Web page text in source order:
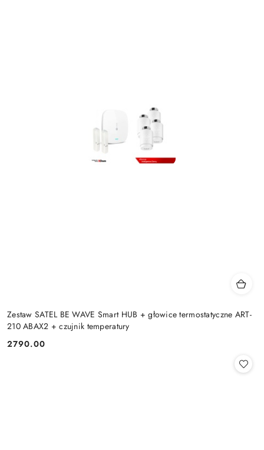
Zestaw SATEL BE WAVE Smart HUB + głowice termostatyczne ART-
210 ABAX2 + czujnik temperatury
Cena:
2790.00